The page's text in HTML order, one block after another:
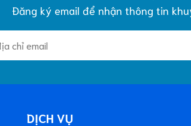
Đăng ký email để nhận thông tin
DỊCH VỤ